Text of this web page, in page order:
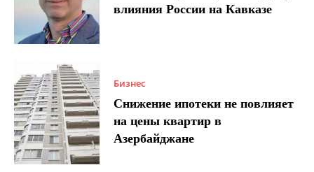
влияния России на Кавказе
Бизнес
Снижение ипотеки не повлияет
на цены квартир в
Азербайджане